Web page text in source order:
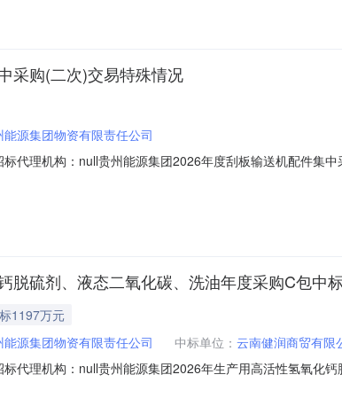
采购(二次)交易特殊情况
能源集团物资有限责任公司
代理机构：null贵州能源集团2026年度刮板输送机配件集
段内容：详见招标文件三、交易特殊情况类型流标四、交
脱硫剂、液态二氧化碳、洗油年度采购C包中
1197万元
能源集团物资有限责任公司 中标单位： 云南健润商贸有限
代理机构：null贵州能源集团2026年生产用高活性氢氧化